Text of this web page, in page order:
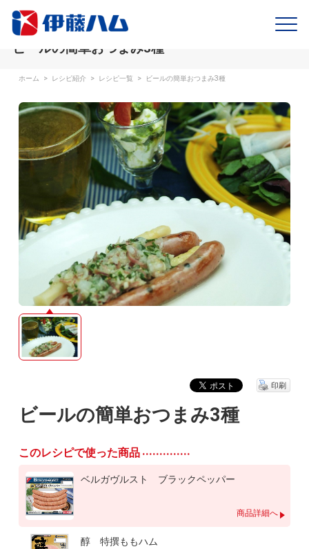
ビールの簡単おつまみ3種
ホーム > レシピ紹介 > レシピ一覧 > ビールの簡単おつまみ3種
ビールの簡単おつまみ3種
印刷
このレシピで使った商品
ベルガヴルスト ブラックペッパー
商品詳細へ
醇 特撰ももハム